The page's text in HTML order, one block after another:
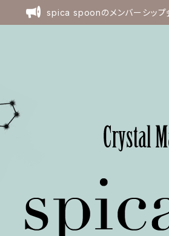
spica spoonのメンバーシップ